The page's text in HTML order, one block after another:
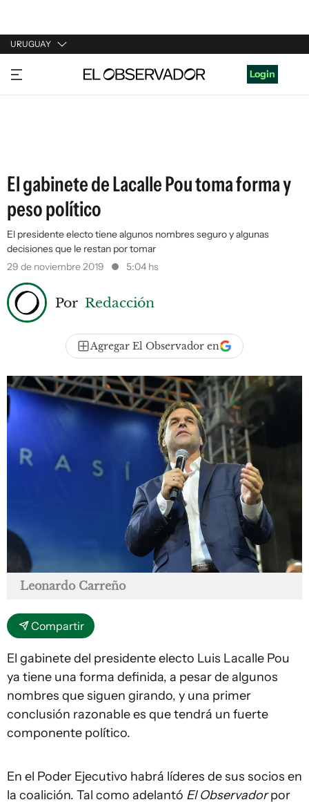
URUGUAY
URUGUAY
ARGENTINA
Login
El gabinete de Lacalle Pou toma forma y
peso político
El presidente electo tiene algunos nombres seguro y algunas
decisiones que le restan por tomar
29 de noviembre 2019
5:04 hs
Por Redacción
Agregar El Observador en
Leonardo Carreño
Compartir
El gabinete del presidente electo Luis Lacalle Pou
ya tiene una forma definida, a pesar de algunos
nombres que siguen girando, y una primer
conclusión razonable es que tendrá un fuerte
componente político.
En el Poder Ejecutivo habrá líderes de sus socios en
la coalición. Tal como adelantó El Observadorpor